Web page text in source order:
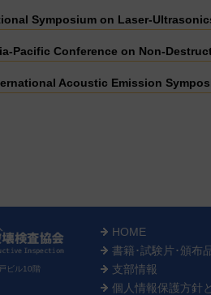
Symposium on Laser-
Pacific Conference on Non-
Acoustic Emission
ビル10階
HOME
書籍･試験片･頒布
支部情報
個人情報保護方針